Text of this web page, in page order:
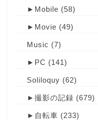
► Mobile (58)
► Movie (49)
Music (7)
► PC (141)
Soliloquy (62)
► 撮影の記録 (679)
► 自転車 (233)